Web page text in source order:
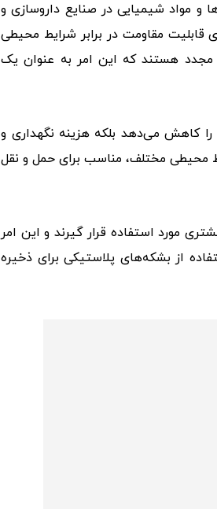
و مواد شیمیایی در صنایع داروسازی و
مقاومت در برابر شرایط محیطی
مجدد هستند که این امر به عنوان یک
را کاهش می‌دهد بلکه هزینه نگهداری و
محیطی مختلف، مناسب برای حمل و نقل
مورد استفاده قرار گیرند و این امر
از بشکه‌های پلاستیکی برای ذخیره